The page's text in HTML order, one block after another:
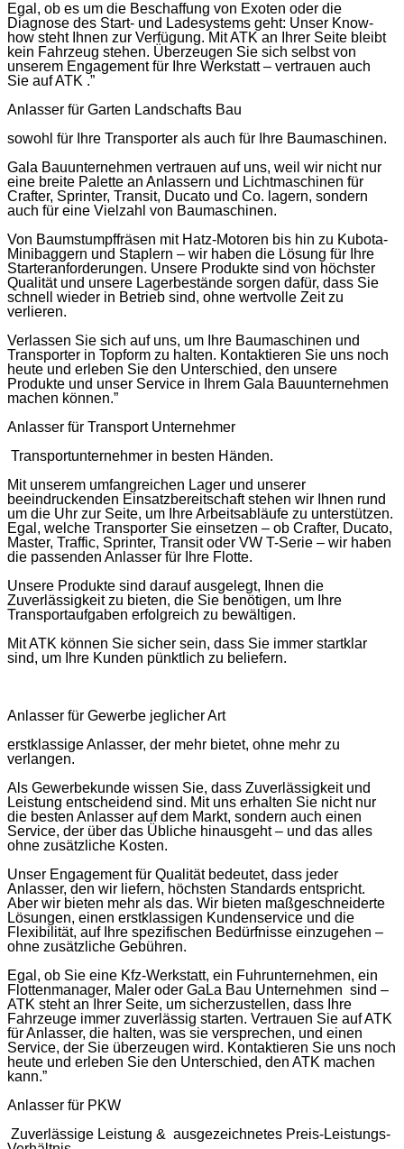
Egal, ob es um die Beschaffung von Exoten oder die
Diagnose des Start- und Ladesystems geht: Unser Know-
how steht Ihnen zur Verfügung. Mit ATK an Ihrer Seite bleibt
kein Fahrzeug stehen. Überzeugen Sie sich selbst von
unserem Engagement für Ihre Werkstatt – vertrauen auch
Sie auf ATK .”
Anlasser für Garten Landschafts Bau
sowohl für Ihre Transporter als auch für Ihre Baumaschinen.
Gala Bauunternehmen vertrauen auf uns, weil wir nicht nur
eine breite Palette an Anlassern und Lichtmaschinen für
Crafter, Sprinter, Transit, Ducato und Co. lagern, sondern
auch für eine Vielzahl von Baumaschinen.
Von Baumstumpffräsen mit Hatz-Motoren bis hin zu Kubota-
Minibaggern und Staplern – wir haben die Lösung für Ihre
Starteranforderungen. Unsere Produkte sind von höchster
Qualität und unsere Lagerbestände sorgen dafür, dass Sie
schnell wieder in Betrieb sind, ohne wertvolle Zeit zu
verlieren.
Verlassen Sie sich auf uns, um Ihre Baumaschinen und
Transporter in Topform zu halten. Kontaktieren Sie uns noch
heute und erleben Sie den Unterschied, den unsere
Produkte und unser Service in Ihrem Gala Bauunternehmen
machen können.”
Anlasser für Transport Unternehmer
Transportunternehmer in besten Händen.
Mit unserem umfangreichen Lager und unserer
beeindruckenden Einsatzbereitschaft stehen wir Ihnen rund
um die Uhr zur Seite, um Ihre Arbeitsabläufe zu unterstützen.
Egal, welche Transporter Sie einsetzen – ob Crafter, Ducato,
Master, Traffic, Sprinter, Transit oder VW T-Serie – wir haben
die passenden Anlasser für Ihre Flotte.
Unsere Produkte sind darauf ausgelegt, Ihnen die
Zuverlässigkeit zu bieten, die Sie benötigen, um Ihre
Transportaufgaben erfolgreich zu bewältigen.
Mit ATK können Sie sicher sein, dass Sie immer startklar
sind, um Ihre Kunden pünktlich zu beliefern.
Anlasser für Gewerbe jeglicher Art
erstklassige Anlasser, der mehr bietet, ohne mehr zu
verlangen.
Als Gewerbekunde wissen Sie, dass Zuverlässigkeit und
Leistung entscheidend sind. Mit uns erhalten Sie nicht nur
die besten Anlasser auf dem Markt, sondern auch einen
Service, der über das Übliche hinausgeht – und das alles
ohne zusätzliche Kosten.
Unser Engagement für Qualität bedeutet, dass jeder
Anlasser, den wir liefern, höchsten Standards entspricht.
Aber wir bieten mehr als das. Wir bieten maßgeschneiderte
Lösungen, einen erstklassigen Kundenservice und die
Flexibilität, auf Ihre spezifischen Bedürfnisse einzugehen –
ohne zusätzliche Gebühren.
Egal, ob Sie eine Kfz-Werkstatt, ein Fuhrunternehmen, ein
Flottenmanager, Maler oder GaLa Bau Unternehmen sind –
ATK steht an Ihrer Seite, um sicherzustellen, dass Ihre
Fahrzeuge immer zuverlässig starten. Vertrauen Sie auf ATK
für Anlasser, die halten, was sie versprechen, und einen
Service, der Sie überzeugen wird. Kontaktieren Sie uns noch
heute und erleben Sie den Unterschied, den ATK machen
kann.”
Anlasser für PKW
Zuverlässige Leistung & ausgezeichnetes Preis-Leistungs-